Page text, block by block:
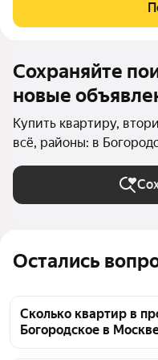
Остались
Сколько квартир в
Богородское в
также 11 аптек. Рядом
Сохраняйте
новые
Купить квартиру,
всё, районы: в